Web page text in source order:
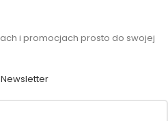
i promocjach prosto do swojej